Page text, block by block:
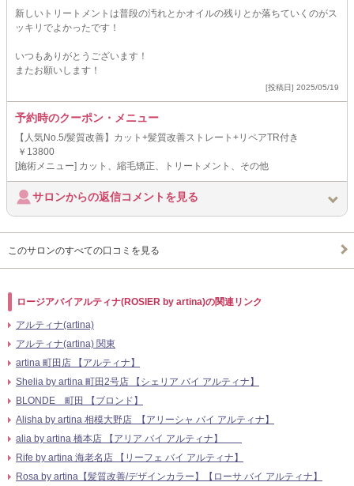
新しいトリートメントは普段の汚れとかオイルの残りとか落ちていくのがス
ッキリでよかったです！
いつもありがとうございます！
またお願いします！
[投稿日] 2025/05/19
予約時のクーポン・メニュー
【人気No.5/髪質改善】カット+髪質改善ストレート+リペアTR付き
￥13800
[施術メニュー] カット、縮毛矯正、トリートメント、その他
サロンからの返信コメントを見る
このサロンのすべての口コミを見る
ロージアバイアルティナ(ROSIER by artina)の関連リンク
アルティナ(artina)
アルティナ(artina) 関東
artina 町田店 【アルティナ】
Shelia by artina 町田2号店 【シェリア バイ アルティナ】
BLONDE 町田 【ブロンド】
Alisha by artina 相模大野店 【アリーシャ バイ アルティナ】
alia by artina 橋本店 【アリア バイ アルティナ】
Rife by artina 海老名店 【リーフェ バイ アルティナ】
Rosa by artina【髪質改善/デザインカラー】【ローサ バイ アルティナ】